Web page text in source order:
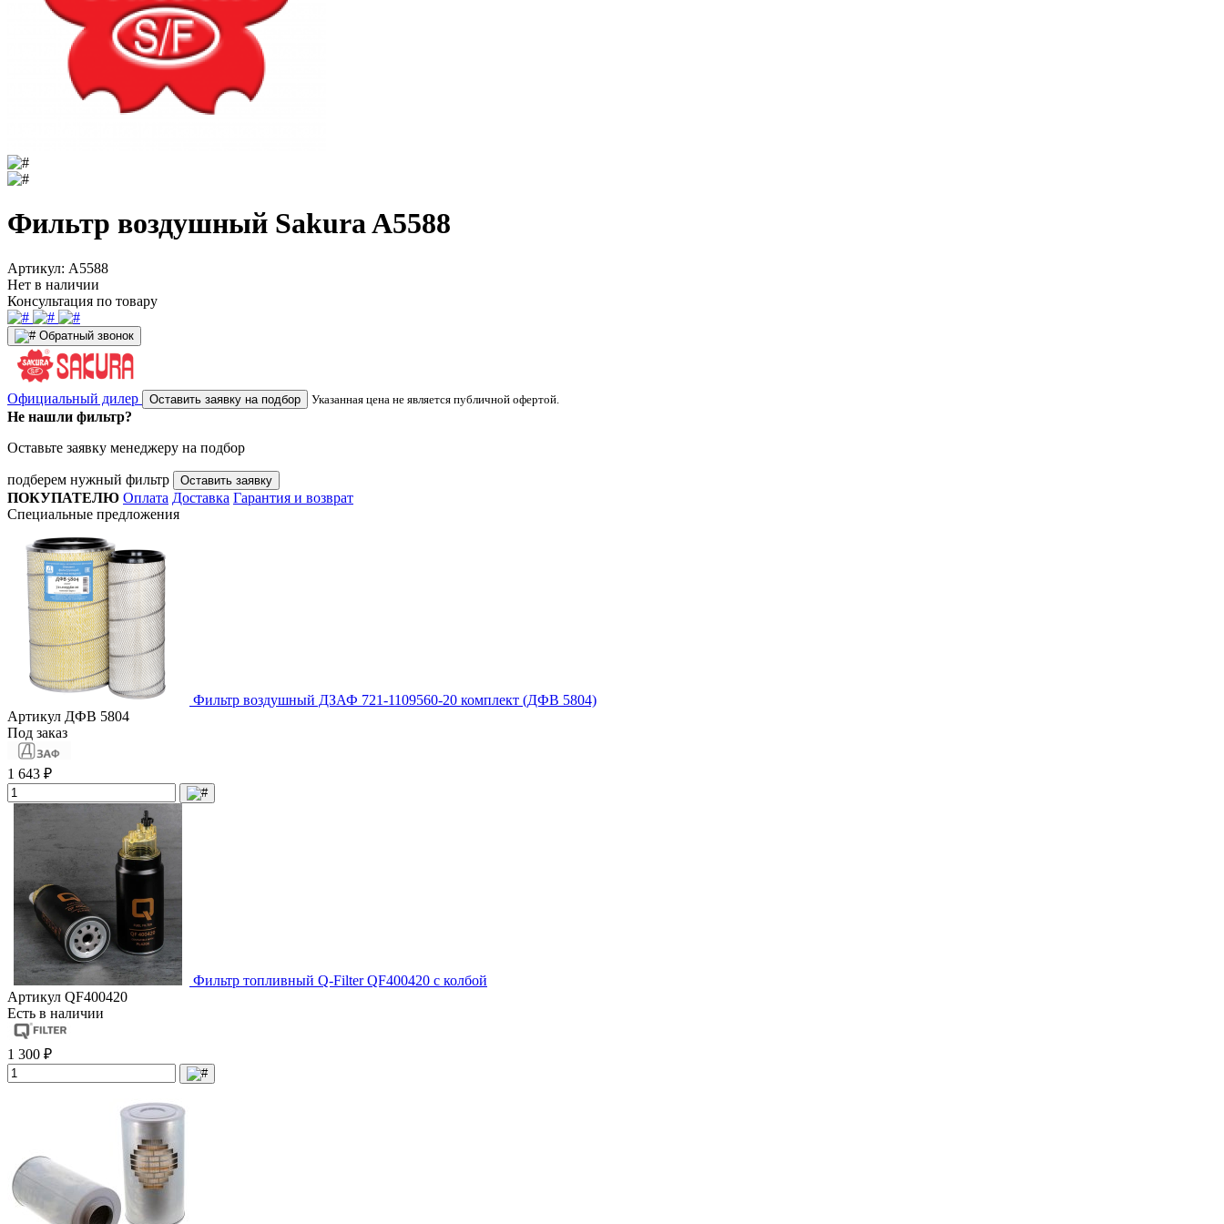
Фильтр воздушный Sakura A5588
Артикул: A5588
Нет в наличии
Консультация по товару
Обратный звонок
Официальный дилер Оставить заявку на подбор Указанная цена не является публичной офертой.
Не нашли фильтр?
Оставьте заявку менеджеру на подбор
подберем нужный фильтр Оставить заявку
ПОКУПАТЕЛЮ Оплата Доставка Гарантия и возврат
Специальные предложения
Фильтр воздушный ДЗАФ 721-1109560-20 комплект (ДФВ 5804)
Артикул ДФВ 5804
Под заказ
1 643 ₽
Фильтр топливный Q-Filter QF400420 с колбой
Артикул QF400420
Есть в наличии
1 300 ₽